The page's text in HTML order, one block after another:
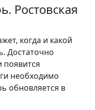
Ростовская
когда и какой
Достаточно
необходимо
обновляется в